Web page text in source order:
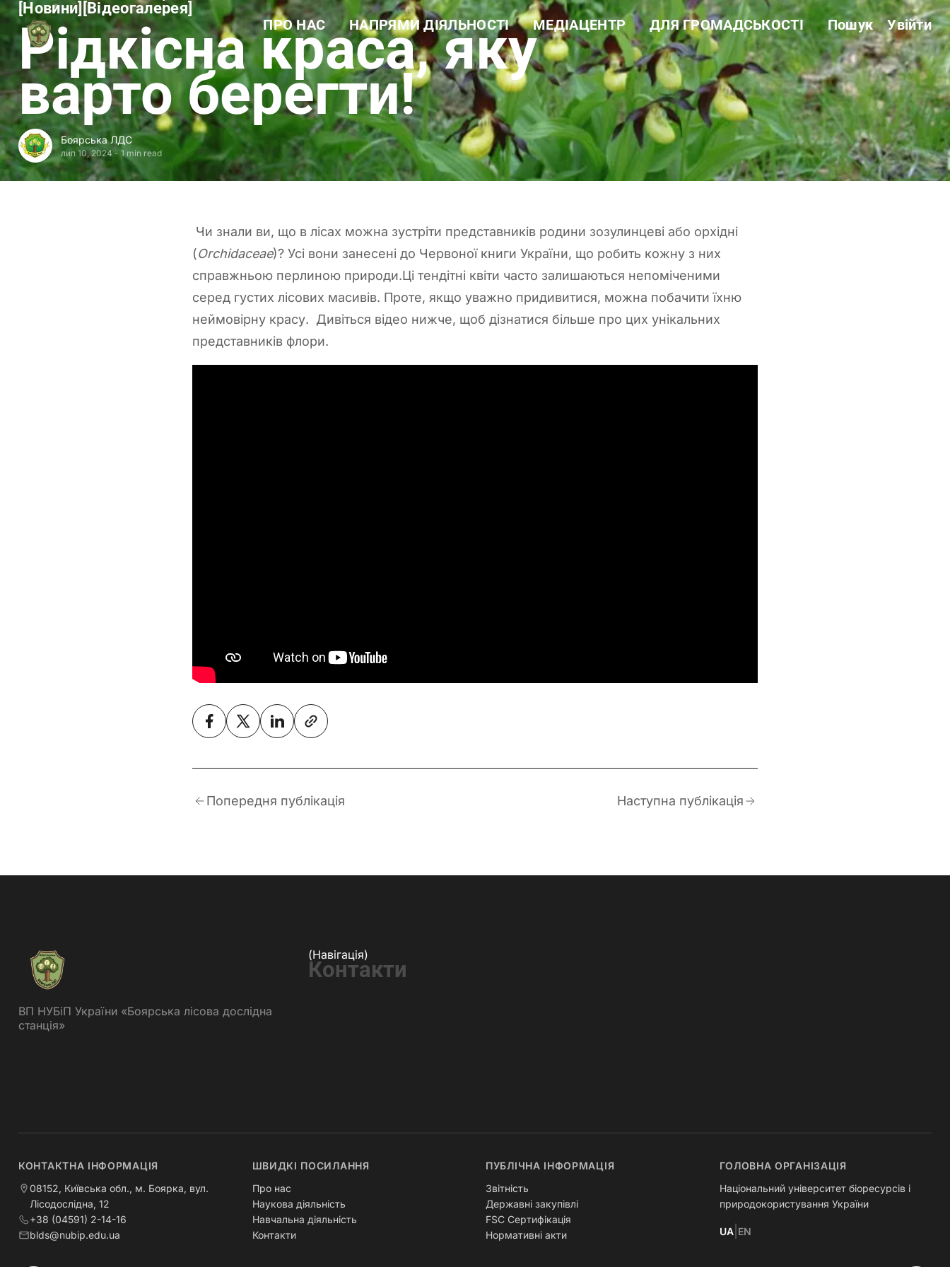
ПРО НАС
Коротка довідка
Структура
Місія та цінності
Історія
Офіційні документи
Контакти
НАПРЯМИ ДІЯЛЬНОСТІ
Навчальна робота
Науково-дослідна робота
Еколого-просвітницька
діяльність
Лісогосподарська
діяльність
Виробнича діяльність
Рекреаційні послуги та
екомережа
МЕДІАЦЕНТР
Новини
Фотогалерея
Відеогалерея
ДЛЯ ГРОМАДСЬКОСТІ
Звітність
Державні закупівлі
Сертифікація
Нормативні акти
Антикорупційні заходи
Пошук Увійти
[Новини[ [Відеогалерея[
Рідкісна краса, яку
варто берегти!
Боярська ЛДС
лип 10, 2024- 1 min read
Чи знали ви, що в лісах можна зустріти представників родини зозулинцеві або орхідні
(Orchidaceae)? Усі вони занесені до Червоної книги України, що робить кожну з них
справжньою перлиною природи.Ці тендітні квіти часто залишаються непоміченими
серед густих лісових масивів. Проте, якщо уважно придивитися, можна побачити їхню
неймовірну красу. Дивіться відео нижче, щоб дізнатися більше про цих унікальних
представників флори.
Попередня публікація Наступна публікація
ВП НУБіП України «Боярська лісова дослідна
станція»
(Навігація)
Контакти
КОНТАКТНА ІНФОРМАЦІЯ
08152, Київська обл., м. Боярка, вул.
Лісодослідна, 12
+38 (04591) 2-14-16
blds@nubip.edu.ua
ШВИДКІ ПОСИЛАННЯ
Про нас
Наукова діяльність
Навчальна діяльність
Контакти
ПУБЛІЧНА ІНФОРМАЦІЯ
Звітність
Державні закупівлі
FSC Сертифікація
Нормативні акти
ГОЛОВНА ОРГАНІЗАЦІЯ
Національний університет біоресурсів і
природокористування України
UA| EN